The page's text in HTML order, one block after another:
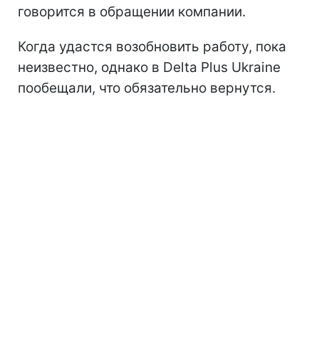
говорится в обращении компании.
Когда удастся возобновить работу, пока
неизвестно, однако в Delta Plus Ukraine
пообещали, что обязательно вернутся.